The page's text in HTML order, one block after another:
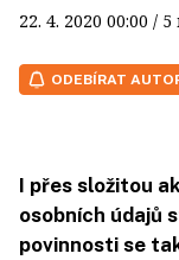
22. 4. 2020 00:00 /
ODEBÍRAT
I přes složitou
osobních údajů
povinnosti se